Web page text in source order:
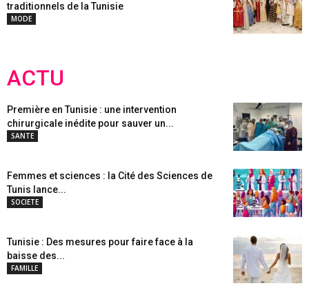
traditionnels de la Tunisie
MODE
ACTU
Première en Tunisie : une intervention
chirurgicale inédite pour sauver un...
SANTE
Femmes et sciences : la Cité des Sciences de
Tunis lance...
SOCIETE
Tunisie : Des mesures pour faire face à la
baisse des...
FAMILLE